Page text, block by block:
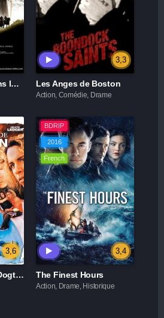
Réconciliation, dans les pas des Cathares
3,3
Les Anges de Boston
Action, Comédie, Drame
3,6
Les Seigneurs de Dogtown
BDRIP
2016
French
3,4
The Finest Hours
Action, Drame, Historique